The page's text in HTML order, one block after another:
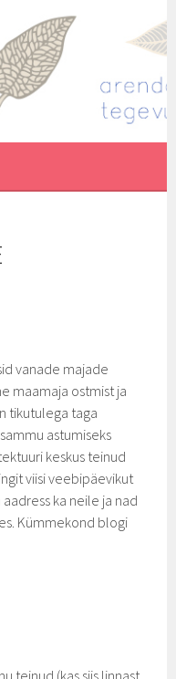
vanade majade
maamaja ostmist ja
tikutulega taga
astumiseks
keskus teinud
viisi veebipäevikut
ka neile ja nad
Kümmekond blogi
teinud (kas siis linnast